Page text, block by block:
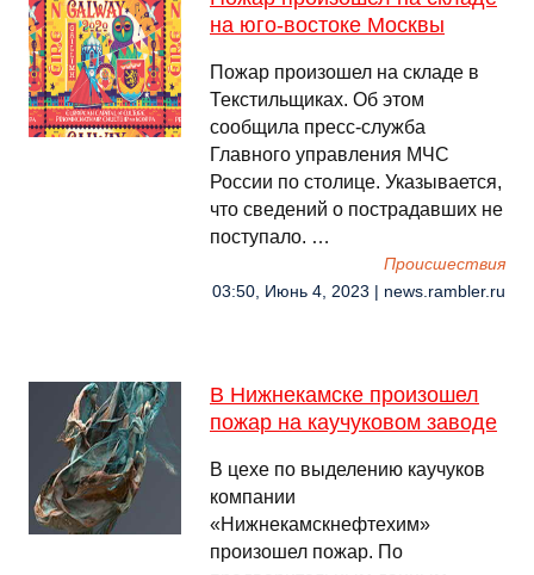
на юго-востоке Москвы
Пожар произошел на складе в
Текстильщиках. Об этом
сообщила пресс-служба
Главного управления МЧС
России по столице. Указывается,
что сведений о пострадавших не
поступало. …
Происшествия
03:50, Июнь 4, 2023 | news.rambler.ru
В Нижнекамске произошел
пожар на каучуковом заводе
В цехе по выделению каучуков
компании
«Нижнекамскнефтехим»
произошел пожар. По